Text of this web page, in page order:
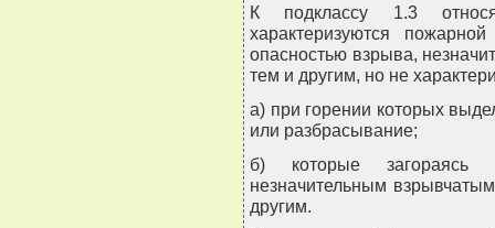
К подклассу 1.3
характеризуются
опасностью взрыва,
тем и другим, но не
а) при горении которых
или разбрасывание;
б) которые загораясь
незначительным
другим.